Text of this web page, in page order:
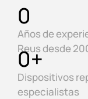
Años de
Reus desde
0
Dispositivos
especialistas
0+